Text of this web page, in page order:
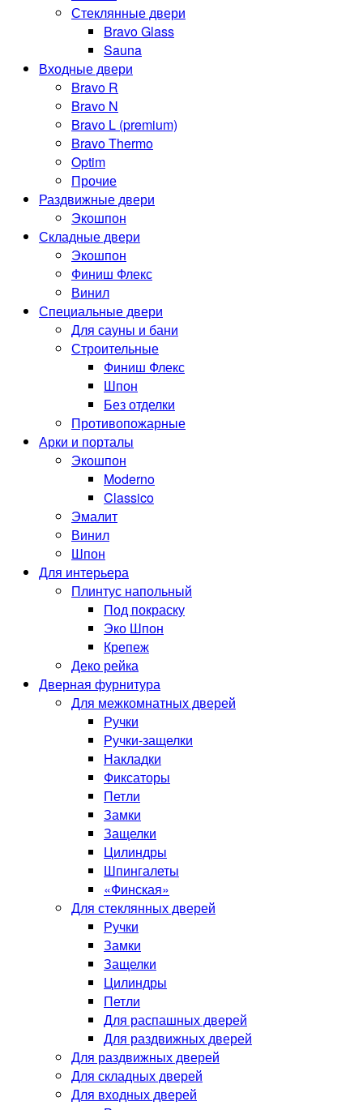
Стеклянные двери
Bravo Glass
Sauna
Входные двери
Bravo R
Bravo N
Bravo L (premium)
Bravo Thermo
Optim
Прочие
Раздвижные двери
Экошпон
Складные двери
Экошпон
Финиш Флекс
Винил
Специальные двери
Для сауны и бани
Строительные
Финиш Флекс
Шпон
Без отделки
Противопожарные
Арки и порталы
Экошпон
Moderno
Classico
Эмалит
Винил
Шпон
Для интерьера
Плинтус напольный
Под покраску
Эко Шпон
Крепеж
Деко рейка
Дверная фурнитура
Для межкомнатных дверей
Ручки
Ручки-защелки
Накладки
Фиксаторы
Петли
Замки
Защелки
Цилиндры
Шпингалеты
«Финская»
Для стеклянных дверей
Ручки
Замки
Защелки
Цилиндры
Петли
Для распашных дверей
Для раздвижных дверей
Для раздвижных дверей
Для складных дверей
Для входных дверей